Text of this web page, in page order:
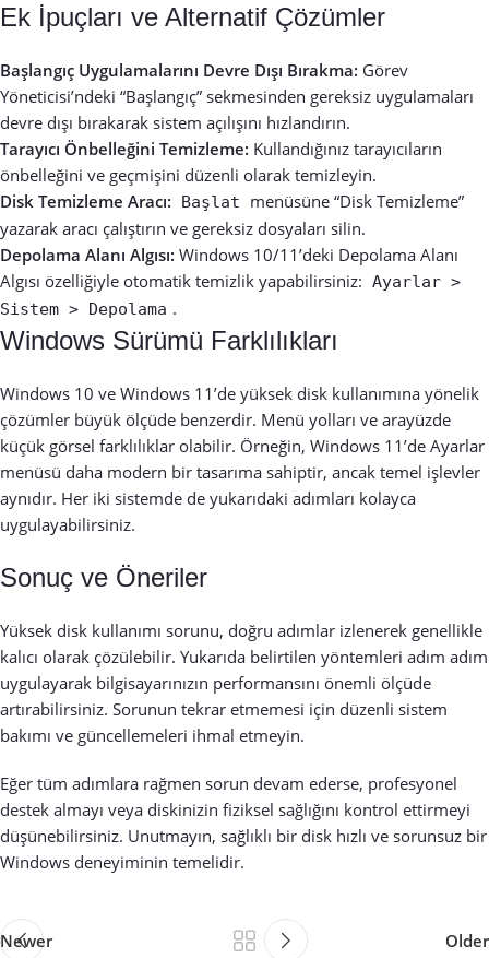
Ek İpuçları ve Alternatif Çözümler
Başlangıç Uygulamalarını Devre Dışı Bırakma: Görev
Yöneticisi’ndeki “Başlangıç” sekmesinden gereksiz uygulamaları
devre dışı bırakarak sistem açılışını hızlandırın.
Tarayıcı Önbelleğini Temizleme: Kullandığınız tarayıcıların
önbelleğini ve geçmişini düzenli olarak temizleyin.
Disk Temizleme Aracı:
Başlat
menüsüne “Disk Temizleme”
yazarak aracı çalıştırın ve gereksiz dosyaları silin.
Depolama Alanı Algısı: Windows 10/11’deki Depolama Alanı
Algısı özelliğiyle otomatik temizlik yapabilirsiniz: Ayarlar >
Sistem > Depolama .
Windows Sürümü Farklılıkları
Windows 10 ve Windows 11’de yüksek disk kullanımına yönelik
çözümler büyük ölçüde benzerdir. Menü yolları ve arayüzde
küçük görsel farklılıklar olabilir. Örneğin, Windows 11’de Ayarlar
menüsü daha modern bir tasarıma sahiptir, ancak temel işlevler
aynıdır. Her iki sistemde de yukarıdaki adımları kolayca
uygulayabilirsiniz.
Sonuç ve Öneriler
Yüksek disk kullanımı sorunu, doğru adımlar izlenerek genellikle
kalıcı olarak çözülebilir. Yukarıda belirtilen yöntemleri adım adım
uygulayarak bilgisayarınızın performansını önemli ölçüde
artırabilirsiniz. Sorunun tekrar etmemesi için düzenli sistem
bakımı ve güncellemeleri ihmal etmeyin.
Eğer tüm adımlara rağmen sorun devam ederse, profesyonel
destek almayı veya diskinizin fiziksel sağlığını kontrol ettirmeyi
düşünebilirsiniz. Unutmayın, sağlıklı bir disk hızlı ve sorunsuz bir
Windows deneyiminin temelidir.
Newer Older